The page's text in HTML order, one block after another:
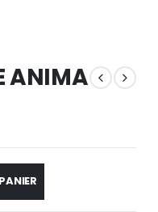
ANIMA